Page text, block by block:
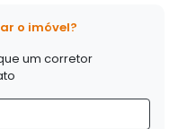
o imóvel?
um corretor